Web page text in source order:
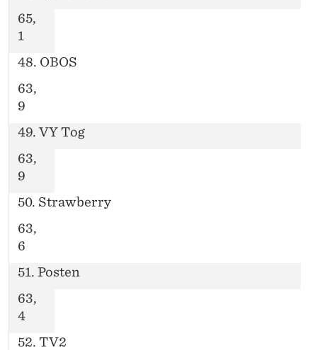
65,
1
48. OBOS
63,
9
49. VY Tog
63,
9
50. Strawberry
63,
6
51. Posten
63,
4
52. TV2